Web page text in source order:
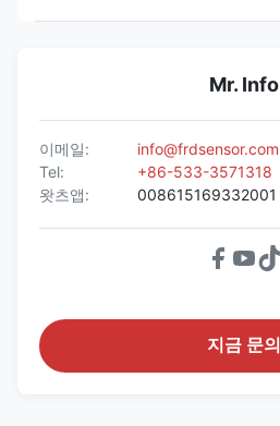
Mr. Info
이메일:
info@frdsensor.com
Tel:
+86-533-3571318
왓츠앱:
008615169332001
지금 문의